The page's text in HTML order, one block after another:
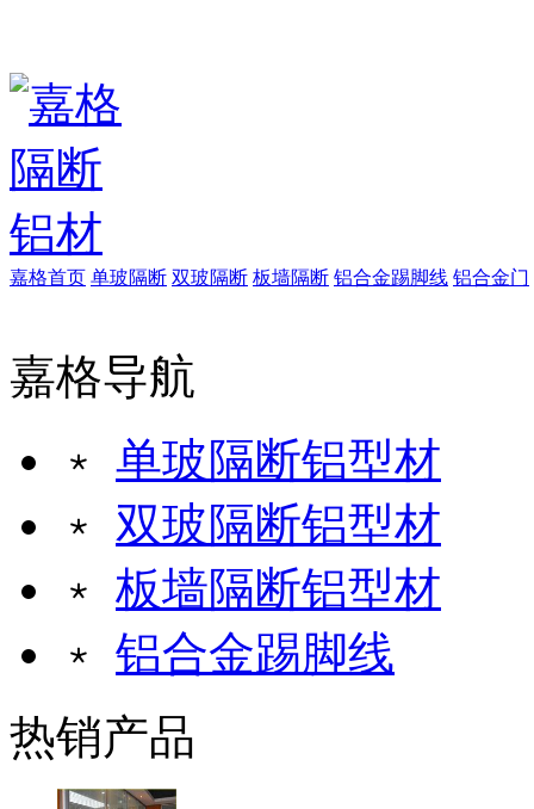
嘉格首页 单玻隔断 双玻隔断 板墙隔断 铝合金踢脚线 铝合金门
嘉格导航
﹡ 单玻隔断铝型材
﹡ 双玻隔断铝型材
﹡ 板墙隔断铝型材
﹡ 铝合金踢脚线
热销产品